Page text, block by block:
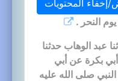
المحتويات
النحر .
عبد الوهاب حدثنا
بكرة عن أبي
صلى الله عليه